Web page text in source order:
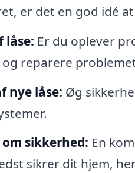
er det en god idé
låse: Er du oplever
reparere
nye låse: Øg
sikkerhed: En
sikrer dit hjem,